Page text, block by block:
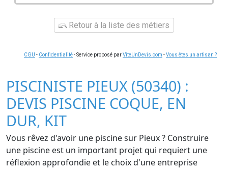
Retour à la liste des métiers
CGU - Confidentialité- Service proposé parViteUnDevis.com -Vous êtes un artisan ?
PISCINISTE PIEUX (50340) :
DEVIS PISCINE COQUE, EN
DUR, KIT
Vous rêvez d'avoir une piscine sur Pieux ? Construire
une piscine est un important projet qui requiert une
réflexion approfondie et le choix d'une entreprise